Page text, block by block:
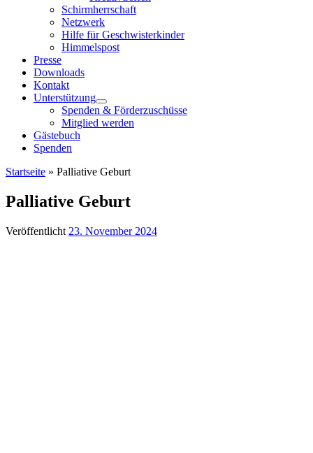
Schirmherrschaft
Netzwerk
Hilfe für Geschwisterkinder
Himmelspost
Presse
Downloads
Kontakt
Unterstützung
Spenden & Förderzuschüsse
Mitglied werden
Gästebuch
Spenden
Startseite » Palliative Geburt
Palliative Geburt
Veröffentlicht 23. November 2024